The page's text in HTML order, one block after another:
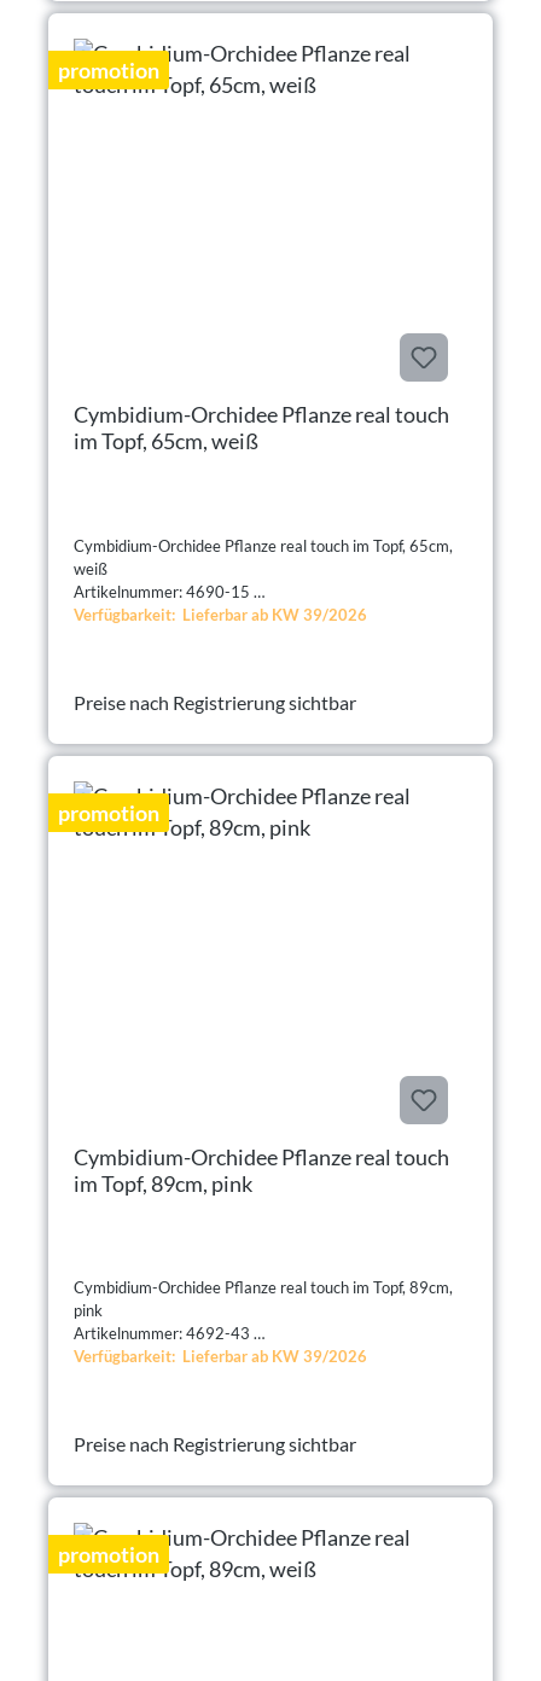
promotion
Cymbidium-Orchidee Pflanze real touch
im Topf, 65cm, weiß
Cymbidium-Orchidee Pflanze real touch im Topf, 65cm,
weiß
Artikelnummer: 4690-15
Verfügbarkeit: Lieferbar ab KW 39/2026
Preise nach Registrierung sichtbar
promotion
Cymbidium-Orchidee Pflanze real touch
im Topf, 89cm, pink
Cymbidium-Orchidee Pflanze real touch im Topf, 89cm,
pink
Artikelnummer: 4692-43
Verfügbarkeit: Lieferbar ab KW 39/2026
Preise nach Registrierung sichtbar
promotion